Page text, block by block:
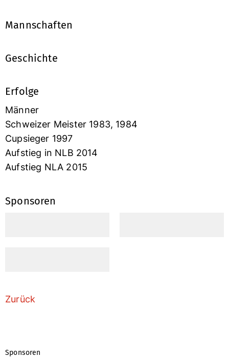
Mannschaften
Geschichte
Erfolge
Männer
Schweizer Meister 1983, 1984
Cupsieger 1997
Aufstieg in NLB 2014
Aufstieg NLA 2015
Sponsoren
Zurück
Sponsoren